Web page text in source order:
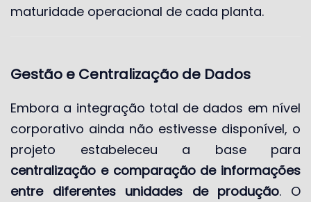
maturidade operacional de cada planta.
Gestão e Centralização de Dados
Embora a integração total de dados em nível
corporativo ainda não estivesse disponível, o
projeto estabeleceu a base para
centralização e comparação de informações
entre diferentes unidades de produção. O